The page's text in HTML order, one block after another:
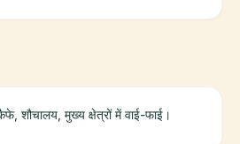
शौचालय, मुख्य क्षेत्रों में वाई-फाई।